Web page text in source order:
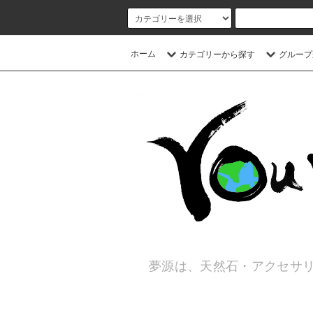
ホーム カテゴリーから探す グルー
夢源は、天然石・アクセサ